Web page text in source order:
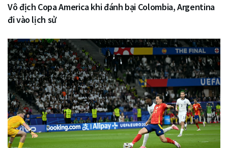
Vô địch Copa America khi đánh bại Colombia, Argentina
đi vào lịch sử